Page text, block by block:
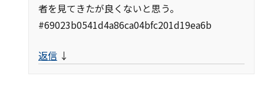
者を見てきたが良くないと思う。
#69023b0541d4a86ca04bfc201d19ea6b
返信 ↓